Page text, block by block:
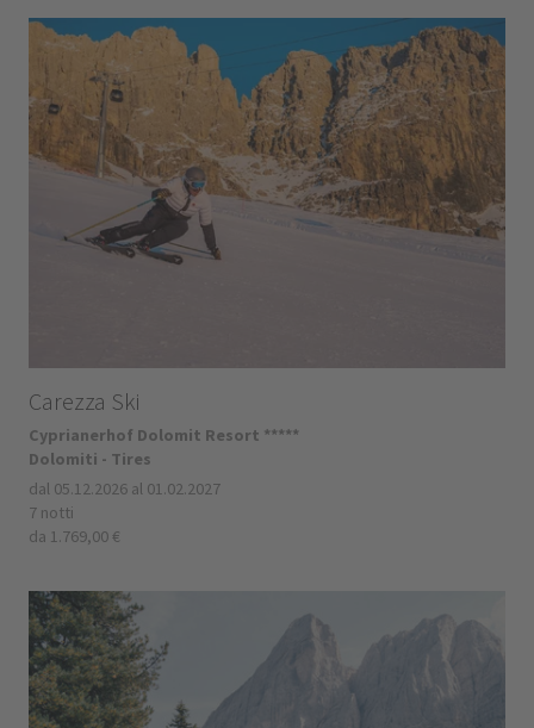
Carezza Ski
Cyprianerhof Dolomit Resort *****
Dolomiti - Tires
dal 05.12.2026 al 01.02.2027
7 notti
da 1.769,00 €